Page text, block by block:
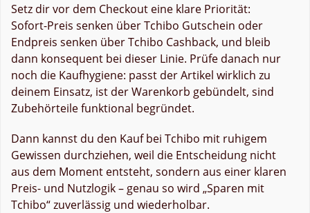
Setz dir vor dem Checkout eine klare Priorität:
Sofort-Preis senken über Tchibo Gutschein oder
Endpreis senken über Tchibo Cashback, und bleib
dann konsequent bei dieser Linie. Prüfe danach nur
noch die Kaufhygiene: passt der Artikel wirklich zu
deinem Einsatz, ist der Warenkorb gebündelt, sind
Zubehörteile funktional begründet.
Dann kannst du den Kauf bei Tchibo mit ruhigem
Gewissen durchziehen, weil die Entscheidung nicht
aus dem Moment entsteht, sondern aus einer klaren
Preis- und Nutzlogik – genau so wird „Sparen mit
Tchibo“ zuverlässig und wiederholbar.